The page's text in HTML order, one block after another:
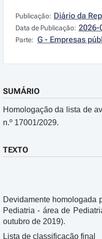
Publicação: Diário da
Data de Publicação: 2026-
Parte: G - Empresas
SUMÁRIO
Homologação da lista de
n.º 17001/2029.
TEXTO
Devidamente homologada
Pediatria - área de
outubro de 2019).
Lista de classificação final